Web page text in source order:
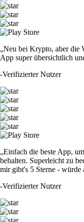
„Neu bei Krypto, aber die
App super übersichtlich
-Verifizierter Nutzer
„Einfach die beste App,
behalten. Superleicht zu
mir gibt's 5 Sterne - würde
-Verifizierter Nutzer